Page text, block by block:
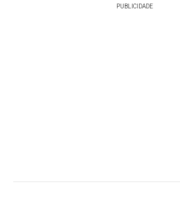
PUBLICIDADE